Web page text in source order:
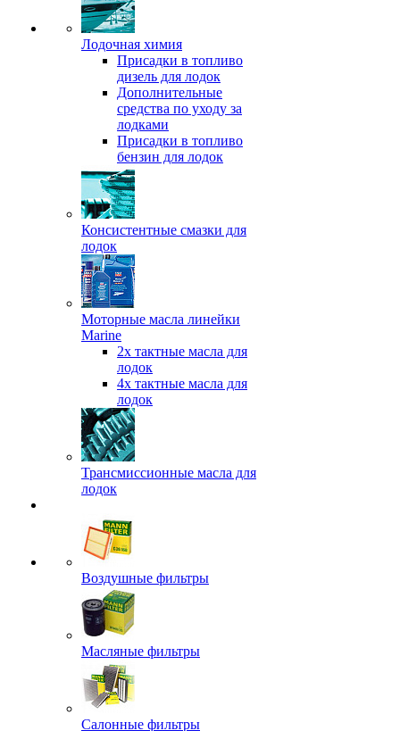
Лодочная химия
Присадки в топливо
дизель для лодок
Дополнительные
средства по уходу за
лодками
Присадки в топливо
бензин для лодок
Консистентные смазки для
лодок
Моторные масла линейки
Marine
2х тактные масла для
лодок
4х тактные масла для
лодок
Трансмиссионные масла для
лодок
Воздушные фильтры
Масляные фильтры
Салонные фильтры